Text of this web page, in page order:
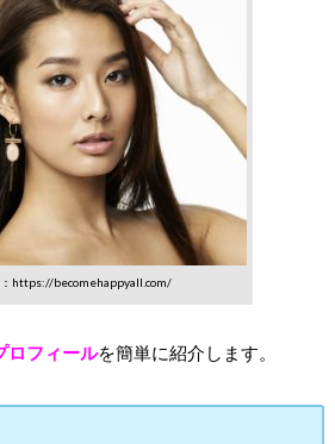
https://becomehappyall.com/
ロフィールを簡単に紹介します。